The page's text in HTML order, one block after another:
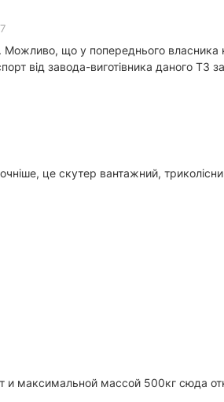
що у попереднього власника
від завода-виготівника даного ТЗ
це скутер вантажний,
максимальной массой 500кг сюда